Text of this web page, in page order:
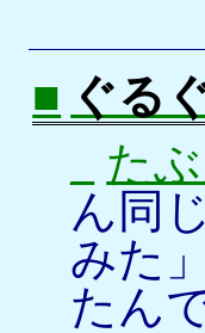
■ ぐる
た
ん同
みた
たん